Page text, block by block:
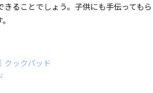
ることでしょう。子供にも手伝ってもら
ックパッド